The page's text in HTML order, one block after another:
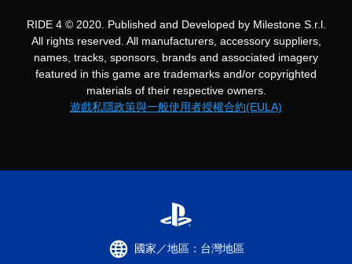
則
評
分
RIDE 4 © 2020. Published and Developed by Milestone S.r.l.
All rights reserved. All manufacturers, accessory suppliers,
names, tracks, sponsors, brands and associated imagery
featured in this game are trademarks and/or copyrighted
materials of their respective owners.
遊戲私隱政策與一般使用者授權合約(EULA)
國家／地區：台灣地區